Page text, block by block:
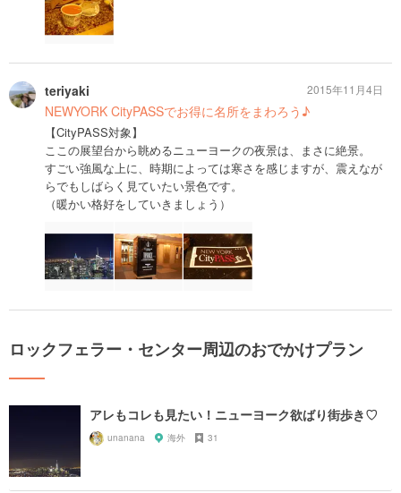
teriyaki
NEWYORK CityPASSでお得に名所をまわろう♪
【CityPASS対象】
ここの展望台から眺めるニューヨークの夜景は、まさに絶景。
すごい強風な上に、時期によっては寒さを感じますが、震えなが
らでもしばらく見ていたい景色です。
（暖かい格好をしていきましょう）
2015年11月4日
ロックフェラー・センター周辺のおでかけプラン
アレもコレも見たい！ニューヨーク欲ばり街歩き♡
unanana 海外 31